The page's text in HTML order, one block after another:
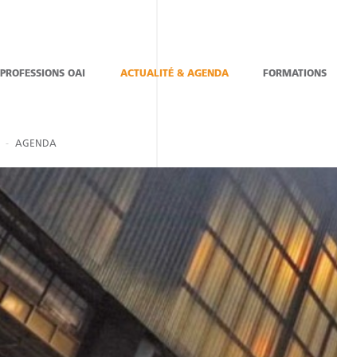
PROFESSIONS OAI ACTUALITÉ & AGENDA FORMATIONS
AGENDA